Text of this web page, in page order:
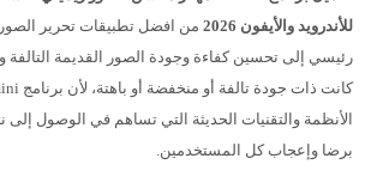
للأندرويد والأيفون 2026
من افضل تطبيقات تحرير
رئيسي إلى تحسين كفاءة وجودة الصور القديمة التالفة
الأنظمة والتقنيات الحديثة التي تساهم في الوصول إلى
برضا وإعجاب كل المستخدمين.